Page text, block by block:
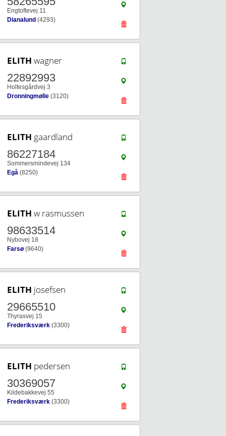
Engtoftevej 11
Dianalund (4293)
ELITH wagner
22892993
Holtesgårdvej 3
Dronningmølle (3120)
ELITH gaardland
86227184
Sommersmindevej 134
Egå (8250)
ELITH w rasmussen
98633514
Nybovej 18
Farsø (9640)
ELITH josefsen
29665510
Thyrasvej 15
Frederiksværk (3300)
ELITH pedersen
30369057
Kildebakkevej 55
Frederiksværk (3300)